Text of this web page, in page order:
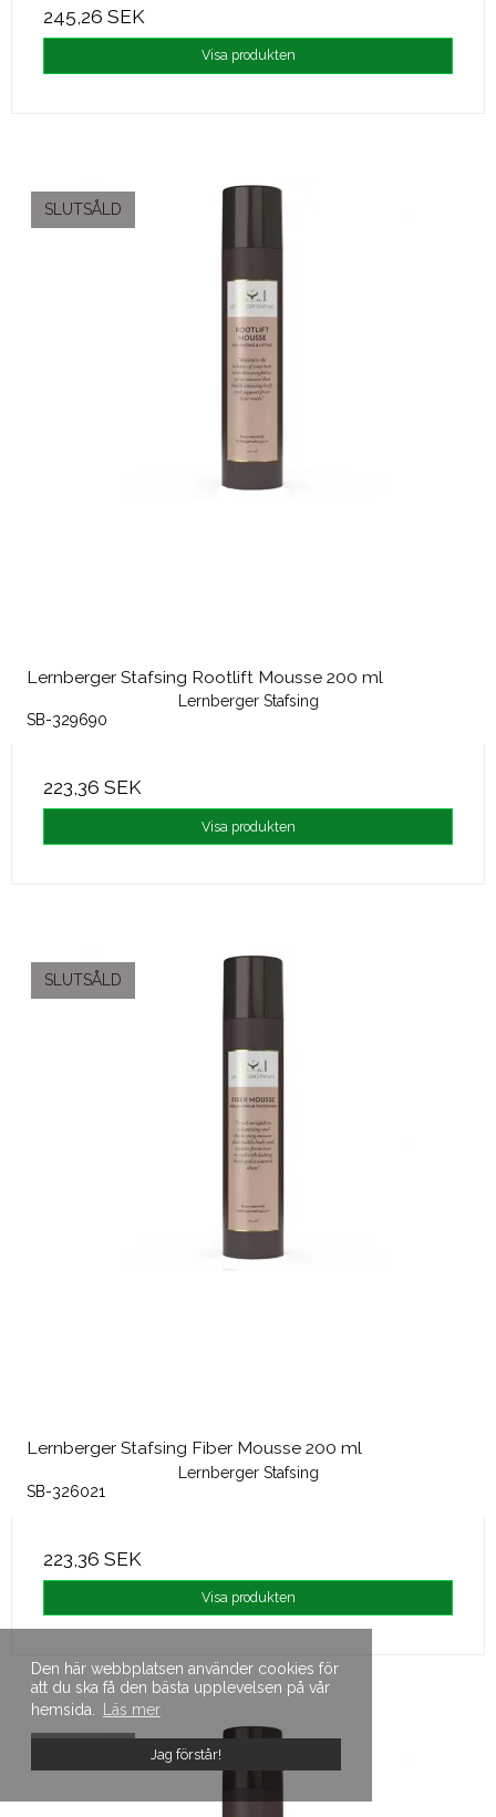
Den här webbplatsen använder cookies för
att du ska få den bästa upplevelsen på vår
hemsida.
Läs mer
Jag förstår!
245,26 SEK
Visa produkten
SLUTSÅLD
Lernberger Stafsing Rootlift Mousse 200 ml
Lernberger Stafsing
SB-329690
223,36 SEK
Visa produkten
SLUTSÅLD
Lernberger Stafsing Fiber Mousse 200 ml
Lernberger Stafsing
SB-326021
223,36 SEK
Visa produkten